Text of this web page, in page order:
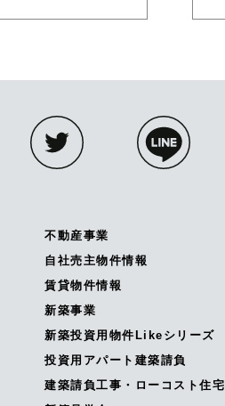
不動産事業
自社売主物件情報
賃貸物件情報
新築事業
新築投資用物件Likeシリーズ
投資用アパート建築請負
建築請負工事・ローコスト住宅